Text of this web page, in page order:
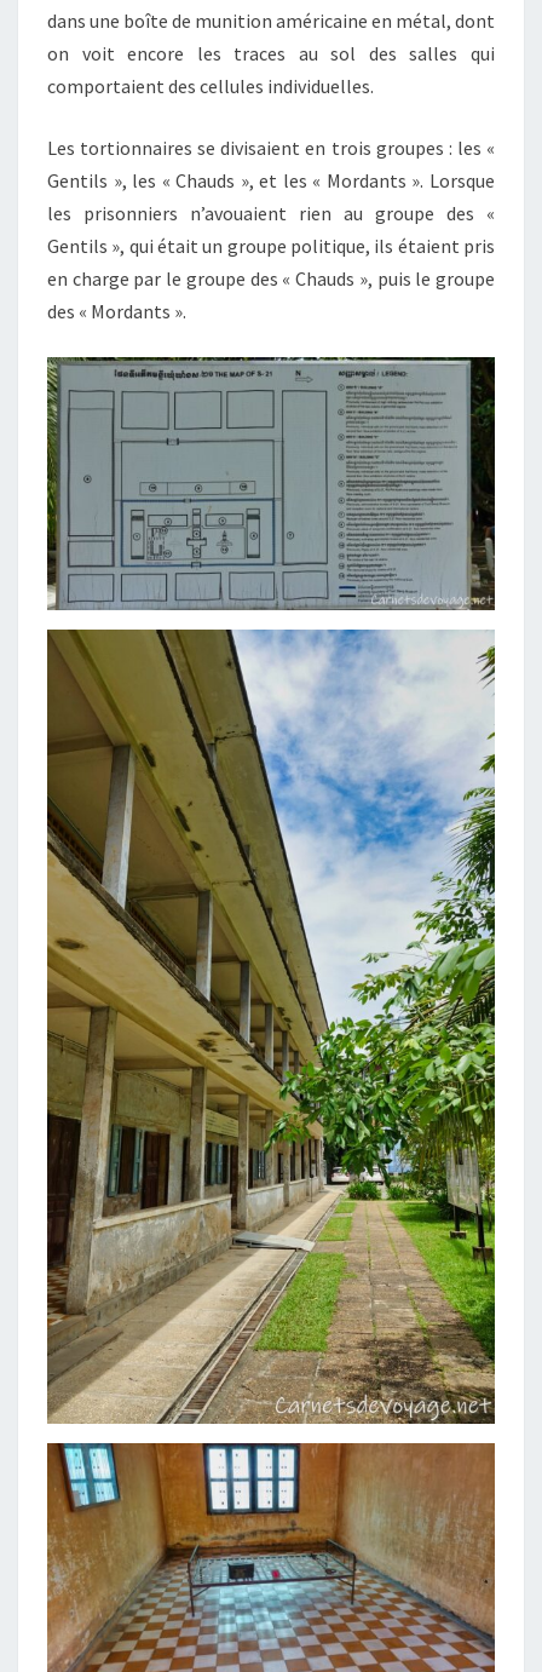
dans une boîte de munition américaine en métal, dont
on voit encore les traces au sol des salles qui
comportaient des cellules individuelles.
Les tortionnaires se divisaient en trois groupes : les «
Gentils », les « Chauds », et les « Mordants ». Lorsque
les prisonniers n’avouaient rien au groupe des «
Gentils », qui était un groupe politique, ils étaient pris
en charge par le groupe des « Chauds », puis le groupe
des « Mordants ».